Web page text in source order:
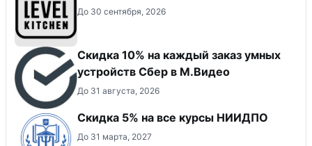
До 30 сентября, 2026
Скидка 10% на каждый заказ умных
устройств Сбер в М.Видео
До 31 августа, 2026
Скидка 5% на все курсы НИИДПО
До 31 марта, 2027